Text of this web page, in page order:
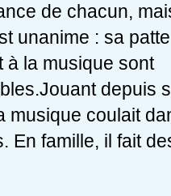
de chacun,
unanime : sa
à la musique sont
depuis
musique coulait
En famille, il fait